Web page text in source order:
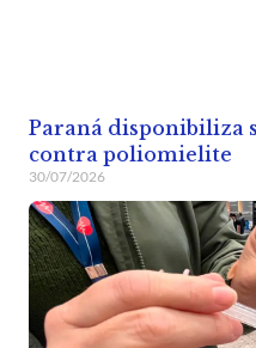
Paraná disponibiliza
contra poliomielite
30/07/2026